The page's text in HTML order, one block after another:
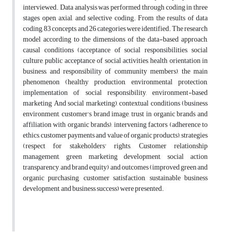
interviewed. Data analysis was performed through coding in three
stages open, axial, and selective coding. From the results of data
coding, 83 concepts, and 26 categories were identified. The research
model according to the dimensions of the data-based approach,
causal conditions (acceptance of social responsibilities, social
culture, public acceptance of social activities, health orientation in
business, and responsibility of community members), the main
phenomenon (healthy production, environmental protection,
implementation of social responsibility, environment-based
marketing And social marketing), contextual conditions (business
environment, customer's brand image, trust in organic brands and
affiliation with organic brands), intervening factors (adherence to
ethics, customer payments and value of organic products), strategies
(respect for stakeholders' rights, Customer relationship
management, green marketing development, social action
transparency, and brand equity) and outcomes (improved green and
organic purchasing, customer satisfaction, sustainable business
development, and business success) were presented.